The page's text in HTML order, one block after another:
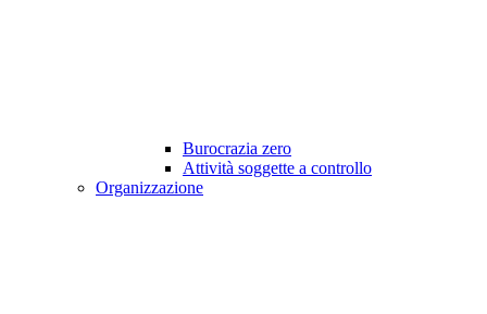
Burocrazia zero
Attività soggette a controllo
Organizzazione